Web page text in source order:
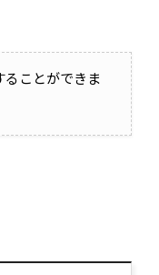
ことができま